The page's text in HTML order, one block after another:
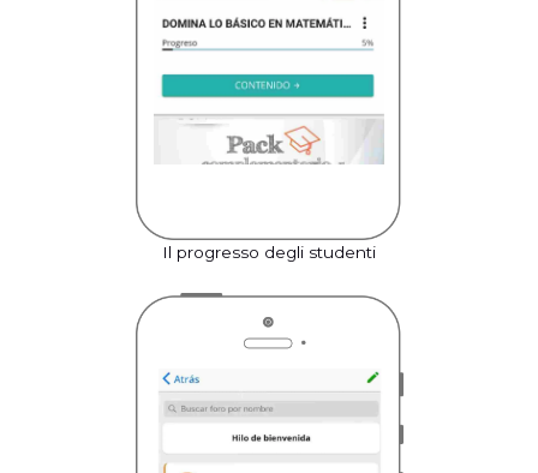
Il progresso degli studenti